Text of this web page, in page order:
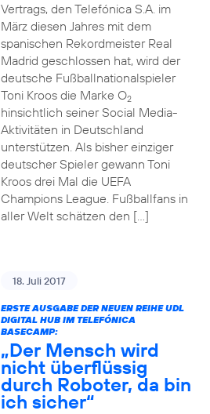
Vertrags, den Telefónica S.A. im
März diesen Jahres mit dem
spanischen Rekordmeister Real
Madrid geschlossen hat, wird der
deutsche Fußballnationalspieler
Toni Kroos die Marke O2
hinsichtlich seiner Social Media-
Aktivitäten in Deutschland
unterstützen. Als bisher einziger
deutscher Spieler gewann Toni
Kroos drei Mal die UEFA
Champions League. Fußballfans in
aller Welt schätzen den […]
18. Juli 2017
ERSTE AUSGABE DER NEUEN REIHE UDL
DIGITAL HUB IM TELEFÓNICA
BASECAMP:
„Der Mensch wird
nicht überflüssig
durch Roboter, da bin
ich sicher“